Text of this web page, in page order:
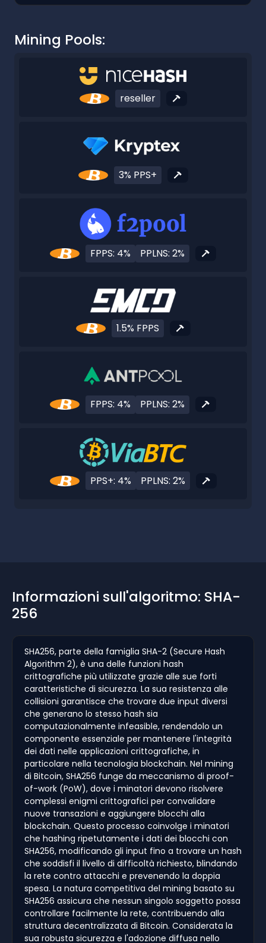
Mining Pools:
reseller
3% PPS+
FPPS: 4% PPLNS: 2%
1.5% FPPS
FPPS: 4% PPLNS: 2%
PPS+: 4% PPLNS: 2%
Informazioni sull'algoritmo: SHA-
256
SHA256, parte della famiglia SHA-2 (Secure Hash
Algorithm 2), è una delle funzioni hash
crittografiche più utilizzate grazie alle sue forti
caratteristiche di sicurezza. La sua resistenza alle
collisioni garantisce che trovare due input diversi
che generano lo stesso hash sia
computazionalmente infeasible, rendendolo un
componente essenziale per mantenere l'integrità
dei dati nelle applicazioni crittografiche, in
particolare nella tecnologia blockchain. Nel mining
di Bitcoin, SHA256 funge da meccanismo di proof-
of-work (PoW), dove i minatori devono risolvere
complessi enigmi crittografici per convalidare
nuove transazioni e aggiungere blocchi alla
blockchain. Questo processo coinvolge i minatori
che hashing ripetutamente i dati dei blocchi con
SHA256, modificando gli input fino a trovare un hash
che soddisfi il livello di difficoltà richiesto, blindando
la rete contro attacchi e prevenendo la doppia
spesa. La natura competitiva del mining basato su
SHA256 assicura che nessun singolo soggetto possa
controllare facilmente la rete, contribuendo alla
struttura decentralizzata di Bitcoin. Considerata la
sua robusta sicurezza e l'adozione diffusa nello